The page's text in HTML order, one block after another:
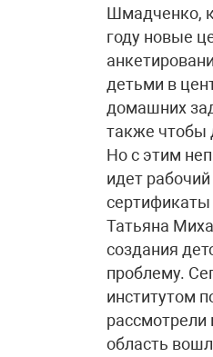
Шмадченко,
году новые
детьми в
домашних
также чтобы
Но с этим
идет
сертификаты
Татьяна
создания
проблему.
институтом
рассмотрели
область